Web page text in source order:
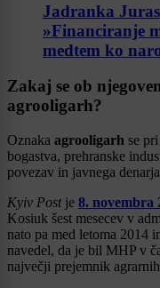
Jadranka
»Financiranje
medtem ko
Zakaj se ob
agrooligarh?
Oznaka agrooligarh se
bogastva, prehranske
povezav in javnega
Kyiv Postje 8. novembra
Kosiuk šest mesecev v
nato pa med letoma 2014
navedel, da je bil MHP v
največji prejemnik